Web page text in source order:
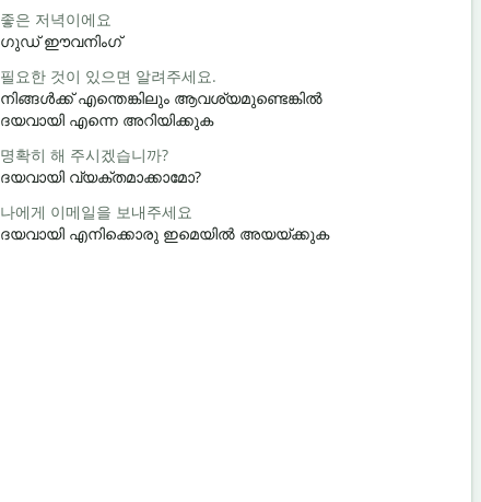
좋은 저녁이에요
ഗുഡ് ഈവനിംഗ്
필요한 것이 있으면 알려주세요.
നിങ്ങൾക്ക് എന്തെങ്കിലും ആവശ്യമുണ്ടെങ്കിൽ
ദയവായി എന്നെ അറിയിക്കുക
명확히 해 주시겠습니까?
ദയവായി വ്യക്തമാക്കാമോ?
나에게 이메일을 보내주세요
ദയവായി എനിക്കൊരു ഇമെയിൽ അയയ്ക്കുക